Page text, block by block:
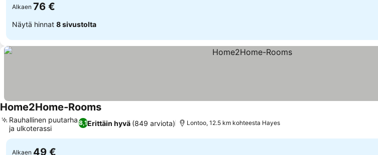
Alkaen 76 €
Näytä hinnat 8 sivustolta
Home2Home-Rooms
8,1Erittäin hyvä (849 arviota)
Rauhallinen puutarha
ja ulkoterassi
Lontoo, 12.5 km kohteesta Hayes
Alkaen 49 €